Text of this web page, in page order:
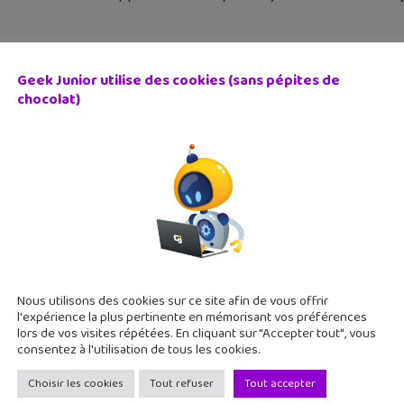
créer des visuels accrocheurs avec Napkin AI
exposé à présenter en classe, rien de mieux que de
! Mais, ce n’est pas facile de réaliser un visuel accrocheur.
une nouvelle offre de révision augmentée avec
Geek Junior utilise des cookies (sans pépites de
chocolat)
Nous utilisons des cookies sur ce site afin de vous offrir
l'expérience la plus pertinente en mémorisant vos préférences
lors de vos visites répétées. En cliquant sur "Accepter tout", vous
consentez à l'utilisation de tous les cookies.
Choisir les cookies Tout refuser Tout accepter